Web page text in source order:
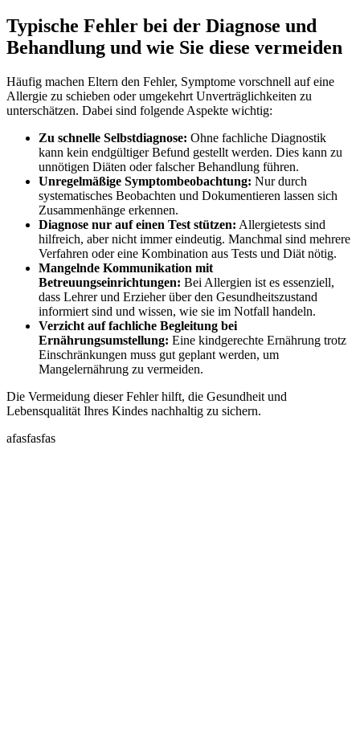
Typische Fehler bei der Diagnose und
Behandlung und wie Sie diese vermeiden
Häufig machen Eltern den Fehler, Symptome vorschnell auf eine
Allergie zu schieben oder umgekehrt Unverträglichkeiten zu
unterschätzen. Dabei sind folgende Aspekte wichtig:
Zu schnelle Selbstdiagnose: Ohne fachliche Diagnostik
kann kein endgültiger Befund gestellt werden. Dies kann zu
unnötigen Diäten oder falscher Behandlung führen.
Unregelmäßige Symptombeobachtung: Nur durch
systematisches Beobachten und Dokumentieren lassen sich
Zusammenhänge erkennen.
Diagnose nur auf einen Test stützen: Allergietests sind
hilfreich, aber nicht immer eindeutig. Manchmal sind mehrere
Verfahren oder eine Kombination aus Tests und Diät nötig.
Mangelnde Kommunikation mit
Betreuungseinrichtungen: Bei Allergien ist es essenziell,
dass Lehrer und Erzieher über den Gesundheitszustand
informiert sind und wissen, wie sie im Notfall handeln.
Verzicht auf fachliche Begleitung bei
Ernährungsumstellung: Eine kindgerechte Ernährung trotz
Einschränkungen muss gut geplant werden, um
Mangelernährung zu vermeiden.
Die Vermeidung dieser Fehler hilft, die Gesundheit und
Lebensqualität Ihres Kindes nachhaltig zu sichern.
afasfasfas